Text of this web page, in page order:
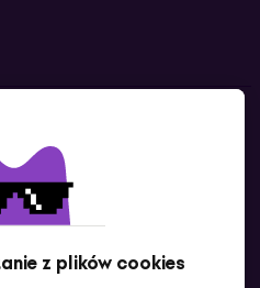
z plików cookies
się z nami